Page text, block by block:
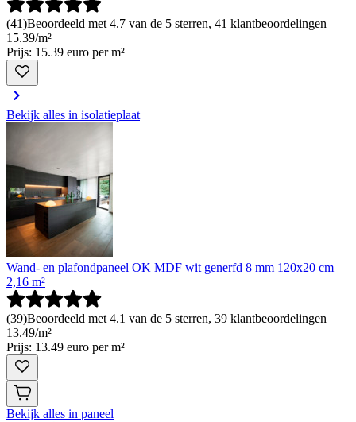
(41)Beoordeeld met 4.7 van de 5 sterren, 41 klantbeoordelingen
15.39/m²
Prijs: 15.39 euro per m²
Bekijk alles in isolatieplaat
Wand- en plafondpaneel OK MDF wit generfd 8 mm 120x20 cm
2,16 m²
(39)Beoordeeld met 4.1 van de 5 sterren, 39 klantbeoordelingen
13.49/m²
Prijs: 13.49 euro per m²
Bekijk alles in paneel